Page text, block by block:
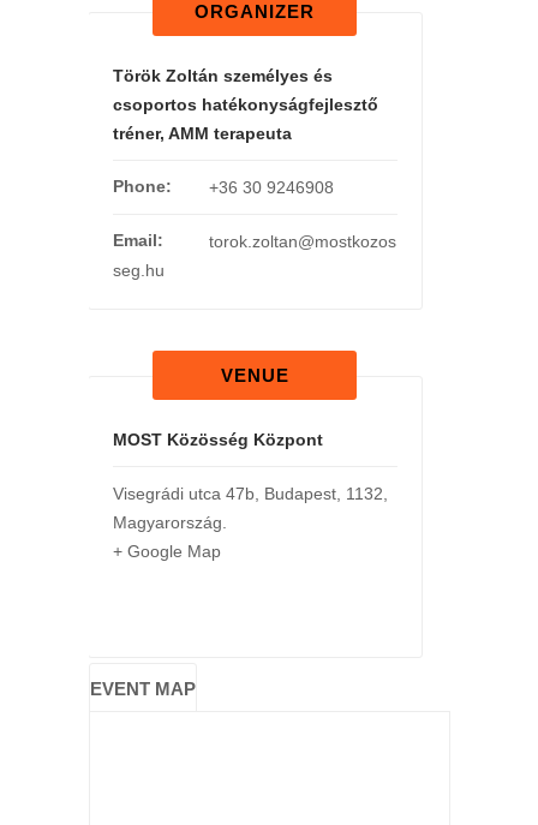
ORGANIZER
Török Zoltán személyes és
csoportos hatékonyságfejlesztő
tréner, AMM terapeuta
Phone: +36 30 9246908
Email:
torok.zoltan@mostkozos
seg.hu
VENUE
MOST Közösség Központ
Visegrádi utca 47b, Budapest, 1132,
Magyarország.
+ Google Map
EVENT MAP